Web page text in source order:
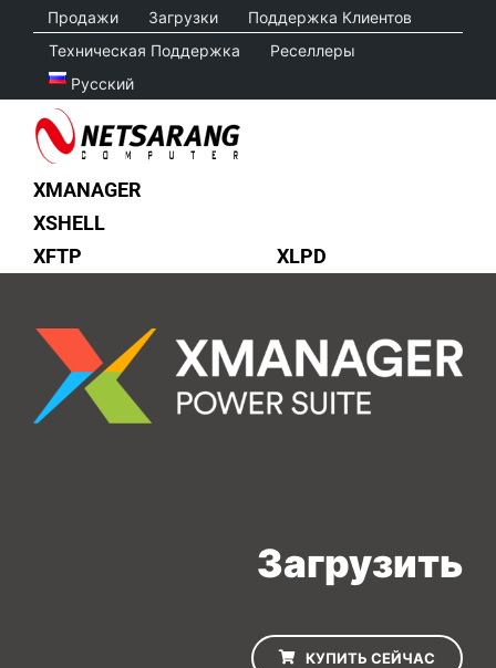
content
Продажи Загрузки
Поддержка Клиентов
Техническая Поддержка
Реселлеры
Русский
XMANAGER
XSHELL
XFTP
XLPD
Загрузить
КУПИТЬ СЕЙЧАС